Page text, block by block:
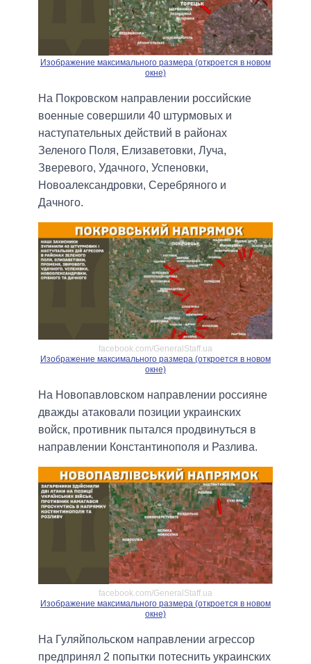
Изображение максимального размера (откроется в новом
окне)
На Покровском направлении российские
военные совершили 40 штурмовых и
наступательных действий в районах
Зеленого Поля, Елизаветовки, Луча,
Зверевого, Удачного, Успеновки,
Новоалександровки, Серебряного и
Дачного.
facebook.com/GeneralStaff.ua
Изображение максимального размера (откроется в новом
окне)
На Новопавловском направлении россияне
дважды атаковали позиции украинских
войск, противник пытался продвинуться в
направлении Константинополя и Разлива.
facebook.com/GeneralStaff.ua
Изображение максимального размера (откроется в новом
окне)
На Гуляйпольском направлении агрессор
предпринял 2 попытки потеснить украинских